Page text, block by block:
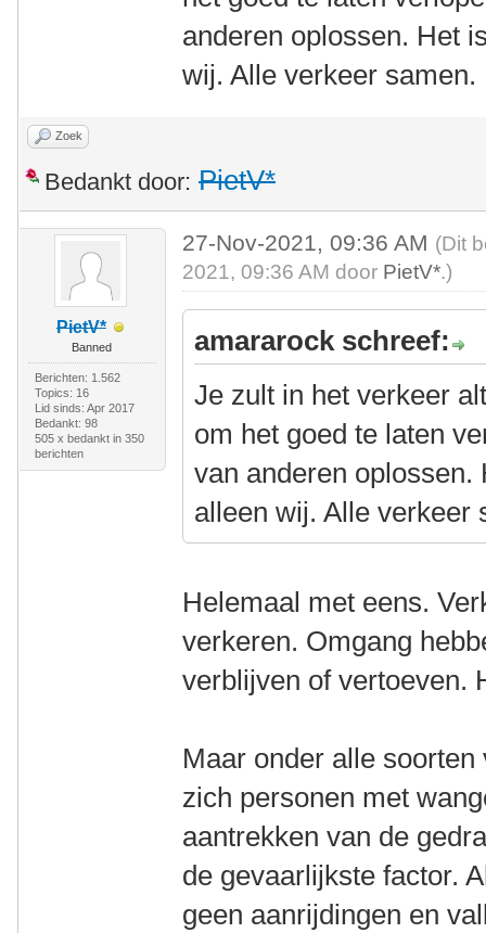
anderen oplossen. Het
wij. Alle verkeer samen.
Zoek
Bedankt door: PietV*
PietV*
Banned
Berichten: 1.562
Topics: 16
Lid sinds: Apr 2017
Bedankt: 98
505 x bedankt in 350
berichten
27-Nov-2021, 09:36 AM (Dit
2021, 09:36 AM door PietV*.)
amararock schreef:
Je zult in het verkeer
om het goed te laten
van anderen
alleen wij. Alle verkeer
Helemaal met eens.
verkeren. Omgang
verblijven of vertoeven.
Maar onder alle
zich personen met
aantrekken van de
de gevaarlijkste factor.
geen aanrijdingen en